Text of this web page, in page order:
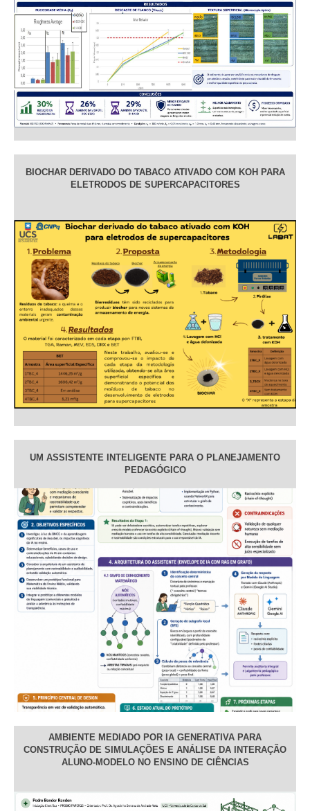
BIOCHAR DERIVADO DO TABACO ATIVADO COM KOH PARA
ELETRODOS DE SUPERCAPACITORES
UM ASSISTENTE INTELIGENTE PARA O PLANEJAMENTO
PEDAGÓGICO
AMBIENTE MEDIADO POR IA GENERATIVA PARA
CONSTRUÇÃO DE SIMULAÇÕES E ANÁLISE DA INTERAÇÃO
ALUNO-MODELO NO ENSINO DE CIÊNCIAS